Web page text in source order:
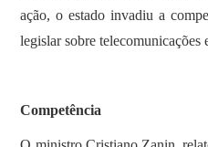
ação, o estado invadiu a
legislar sobre telecomunicações
Competência